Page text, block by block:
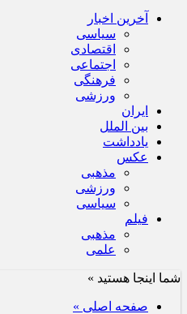
آخرین اخبار
سیاسی
اقتصادی
اجتماعی
فرهنگی
ورزشی
ایران
بین الملل
یادداشت
عکس
مذهبی
ورزشی
سیاسی
فیلم
مذهبی
علمی
شما اینجا هستید »
صفحه اصلی »